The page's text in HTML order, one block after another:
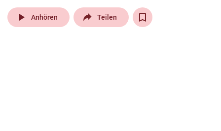
pin_drop
Wien arrow_right
play_arrow Anhören Teilen